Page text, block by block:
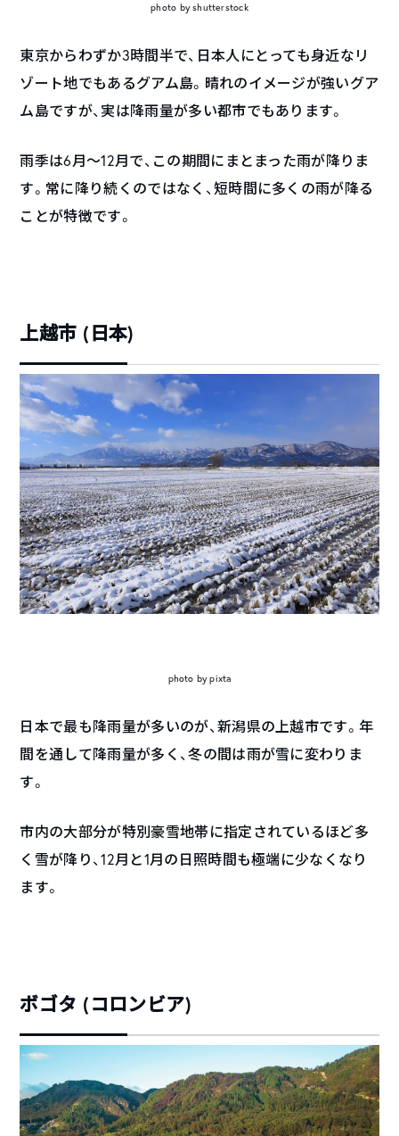
photo by shutterstock
東京からわずか3時間半で、日本人にとっても身近なリ
ゾート地でもあるグアム島。晴れのイメージが強いグア
ム島ですが、実は降雨量が多い都市でもあります。
雨季は6月～12月で、この期間にまとまった雨が降りま
す。常に降り続くのではなく、短時間に多くの雨が降る
ことが特徴です。
上越市 (日本)
photo by pixta
日本で最も降雨量が多いのが、新潟県の上越市です。年
間を通して降雨量が多く、冬の間は雨が雪に変わりま
す。
市内の大部分が特別豪雪地帯に指定されているほど多
く雪が降り、12月と1月の日照時間も極端に少なくなり
ます。
ボゴタ (コロンビア)